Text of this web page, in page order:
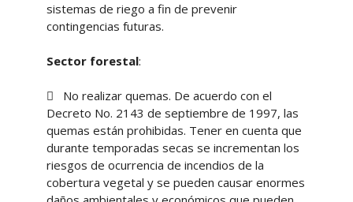
sistemas de riego a fin de prevenir
contingencias futuras.
Sector forestal:
 No realizar quemas. De acuerdo con el
Decreto No. 2143 de septiembre de 1997, las
quemas están prohibidas. Tener en cuenta que
durante temporadas secas se incrementan los
riesgos de ocurrencia de incendios de la
cobertura vegetal y se pueden causar enormes